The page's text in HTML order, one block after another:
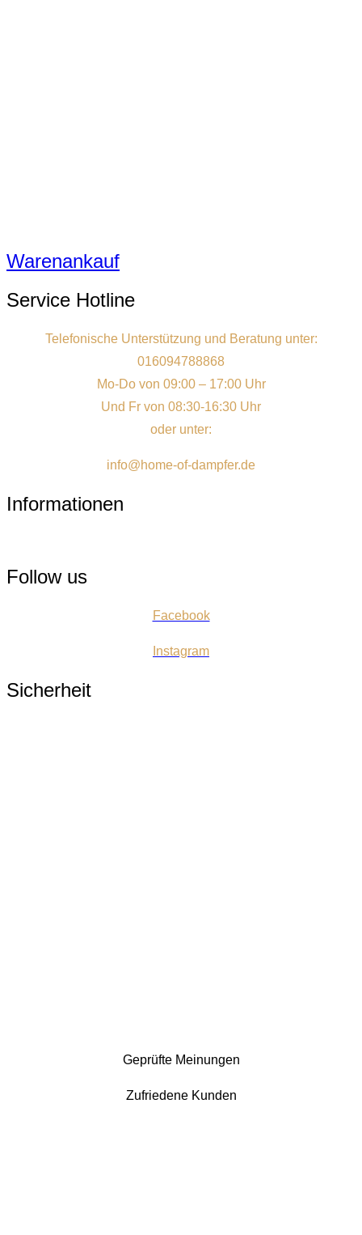
Warenankauf
Service Hotline
Telefonische Unterstützung und Beratung unter:
016094788868
Mo-Do von 09:00 – 17:00 Uhr
Und Fr von 08:30-16:30 Uhr
oder unter:
info@home-of-dampfer.de
Informationen
Follow us
Facebook
Instagram
Sicherheit
Geprüfte Meinungen
Zufriedene Kunden